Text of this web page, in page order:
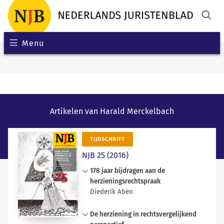
Menu
Artikelen van Harald Merckelbach
TIJDSCHRIFT
NJB 25 (2016)
178 jaar bijdragen aan de
herzieningsrechtspraak
Diederik Aben
referendum heeft zich overzee een
De herziening in rechtsvergelijkend